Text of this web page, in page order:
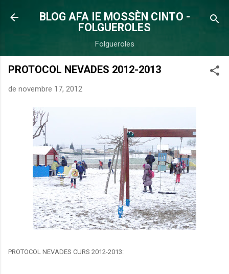
Salta al contingut principal
BLOG AFA IE MOSSÈN CINTO -
FOLGUEROLES
Folgueroles
PROTOCOL NEVADES 2012-2013
de novembre 17, 2012
PROTOCOL NEVADES CURS 2012-2013: